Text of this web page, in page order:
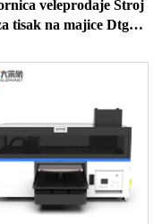
veleprodaje Stroj
tisak na majice Dtg
Dtg Printer Cijena
za tisak na majice Dtg